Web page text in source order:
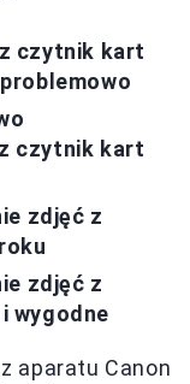
czytnik kart
czytnik kart
zdjęć z
zdjęć z
wygodne
aparatu Canon